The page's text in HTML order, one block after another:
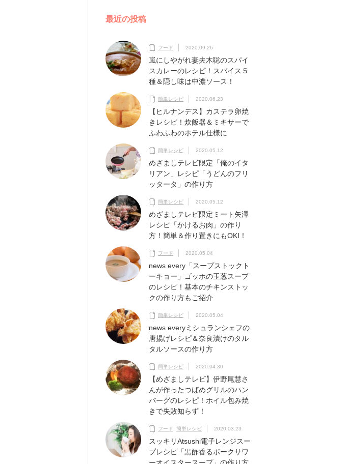
最近の投稿
フード 2020.09.26
嵐にしやがれ妻夫木聡のスパイ
スカレーのレシピ！スパイス５
種＆隠し味は中濃ソース！
簡単レシピ 2020.06.23
【ヒルナンデス】カステラ卵焼
きレシピ！炊飯器＆ミキサーで
ふわふわのホテル仕様に
簡単レシピ 2020.05.12
めざましテレビ限定「俺のイタ
リアン」レシピ「うどんのフリ
ッタータ」の作り方
簡単レシピ 2020.05.12
めざましテレビ限定ミート矢澤
レシピ「かけるお肉」の作り
方！簡単＆作り置きにもOKI！
フード 2020.05.04
news every「スープストックト
ーキョー」ゴッホの玉葱スープ
のレシピ！基本のチキンストッ
クの作り方もご紹介
簡単レシピ 2020.05.04
news everyミシュランシェフの
唐揚げレシピ＆奈良漬けのタル
タルソースの作り方
簡単レシピ 2020.04.30
【めざましテレビ】伊野尾慧さ
んが作ったつばめグリルのハン
バーグのレシピ！ホイル包み焼
きで失敗知らず！
フード 簡単レシピ 2020.03.23
スッキリAtsushi電子レンジスー
プレシピ「黒酢香るポークサワ